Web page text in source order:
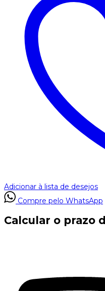
Adicionar à lista de desejos
Compre pelo WhatsApp
Calcular o prazo